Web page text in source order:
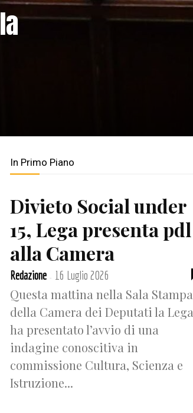
In Primo Piano
Divieto Social under
15, Lega presenta pdl
alla Camera
Redazione - 16 Luglio 2026
Questa mattina nella Sala Stampa
della Camera dei Deputati la Lega
ha presentato l’avvio di una
indagine conoscitiva in
commissione Cultura, Scienza e
Istruzione...